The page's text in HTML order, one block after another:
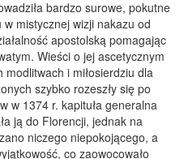
bardzo surowe, pokutne
mistycznej wizji nakazu od
apostolską pomagając
Wieści o jej ascetycznym
i miłosierdziu dla
szybko rozeszły się po
w 1374 r. kapituła generalna
ją do Florencji, jednak na
niczego niepokojącego, a
co zaowocowało